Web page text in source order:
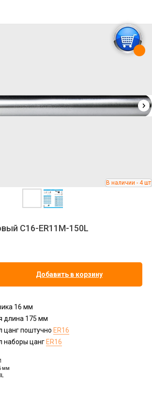
C16-ER11M-150L
Добавить в корзину
16 мм
длина 175 мм
цанг поштучно ER16
наборы цанг ER16
мм